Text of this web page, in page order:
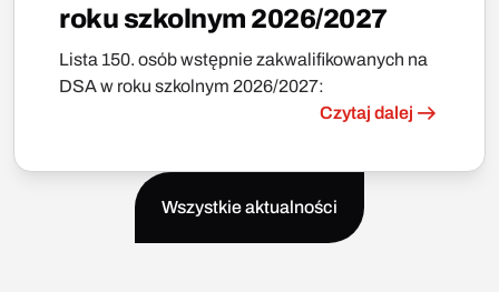
roku szkolnym 2026/2027
Lista 150. osób wstępnie zakwalifikowanych na
DSA w roku szkolnym 2026/2027:
Czytaj dalej
Wszystkie aktualności